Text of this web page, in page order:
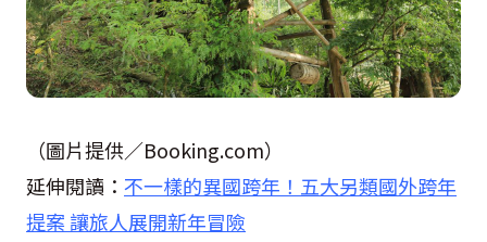
（圖片提供／Booking.com）
延伸閱讀： 不一樣的異國跨年！五大另類國外跨年
提案 讓旅人展開新年冒險